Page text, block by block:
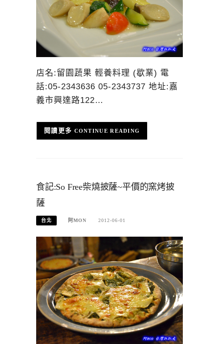
店名:留園蔬果 輕養料理 (歇業) 電
話:05-2343636 05-2343737 地址:嘉
義市興達路122…
CONTINUE READING
食記:So Free柴燒披薩~平價的窯烤披
薩
台北 阿MON 2012-06-01